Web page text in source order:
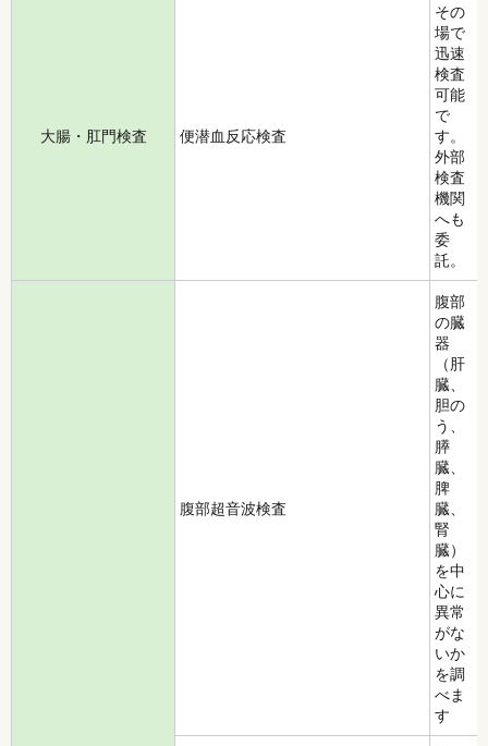
大腸・肛門検査 便潜血反応検査
その
場で
迅速
検査
可能
で
す。
外部
検査
機関
へも
委
託。
腹部超音波検査
腹部
の臓
器
（肝
臓、
胆の
う、
膵
臓、
脾
臓、
腎
臓）
を中
心に
異常
がな
いか
を調
べま
す